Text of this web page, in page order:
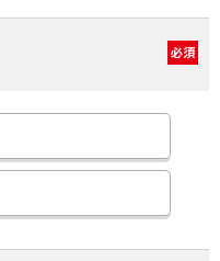
必須